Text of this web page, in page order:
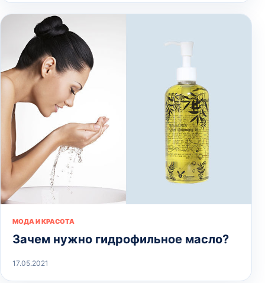
МОДА И КРАСОТА
Зачем нужно гидрофильное масло?
17.05.2021